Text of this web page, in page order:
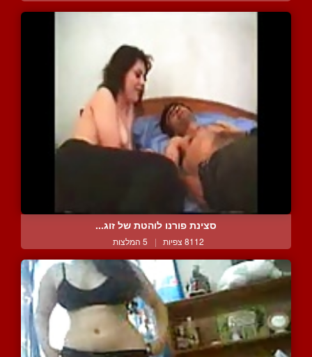
סצינת פורנו לוהטת של זוג...
8112 צפיות | 5 המלצות